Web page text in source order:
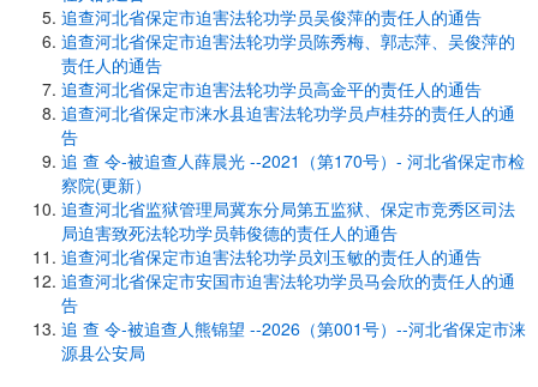
追查河北省保定市迫害法轮功学员吴俊萍的责任人的通告
追查河北省保定市迫害法轮功学员陈秀梅、郭志萍、吴俊萍的
责任人的通告
追查河北省保定市迫害法轮功学员高金平的责任人的通告
追查河北省保定市涞水县迫害法轮功学员卢桂芬的责任人的通
告
追 查 令-被追查人薛晨光 --2021（第170号）- 河北省保定市检
察院(更新）
追查河北省监狱管理局冀东分局第五监狱、保定市竞秀区司法
局迫害致死法轮功学员韩俊德的责任人的通告
追查河北省保定市迫害法轮功学员刘玉敏的责任人的通告
追查河北省保定市安国市迫害法轮功学员马会欣的责任人的通
告
追 查 令-被追查人熊锦望 --2026（第001号）--河北省保定市涞
源县公安局